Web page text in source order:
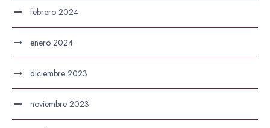
febrero 2024
enero 2024
diciembre 2023
noviembre 2023